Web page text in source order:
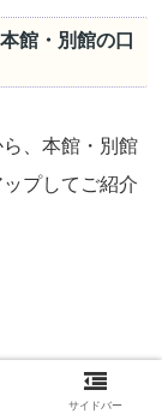
館・別館の口
、本館・別館
プしてご紹介
。フロント
サイドバー